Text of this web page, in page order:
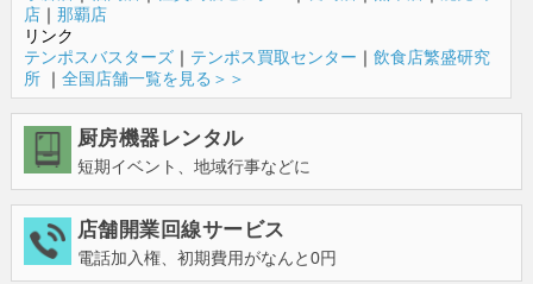
店｜ 那覇店
リンク
テンポスバスターズ｜ テンポス買取センター ｜ 飲食店繁盛研究
所｜ 全国店舗一覧を見る＞＞
厨房機器レンタル
短期イベント、地域行事などに
店舗開業回線サービス
電話加入権、初期費用がなんと0円